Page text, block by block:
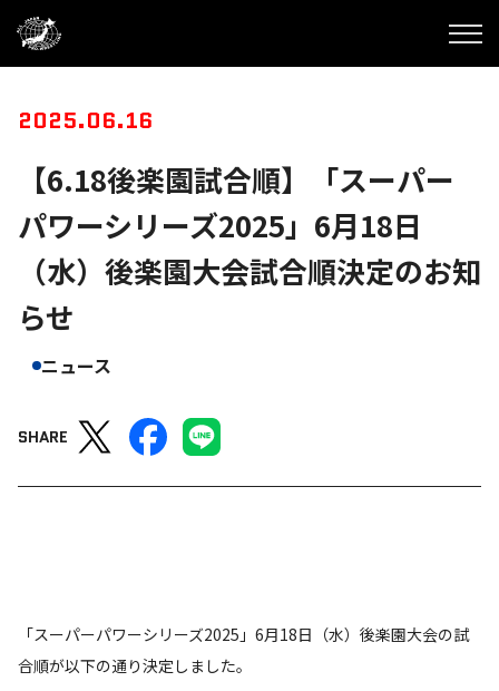
2025.06.16
【6.18後楽園試合順】「スーパー
パワーシリーズ2025」6月18日
（水）後楽園大会試合順決定のお知
らせ
ニュース
SHARE
「スーパーパワーシリーズ2025」6月18日（水）後楽園大会の試
合順が以下の通り決定しました。